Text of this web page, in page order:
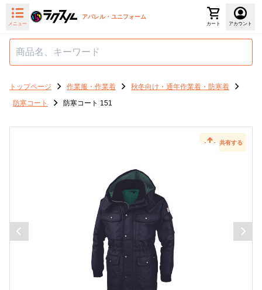
メニュー
アパレル・ユニフォーム
カート アカウント
トップページ 作業服・作業着
秋冬向け・通年作業着・防寒着
防寒コート
防寒コート 151
共有する